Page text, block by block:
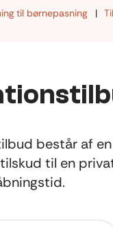
til børnepasning
består af
til en